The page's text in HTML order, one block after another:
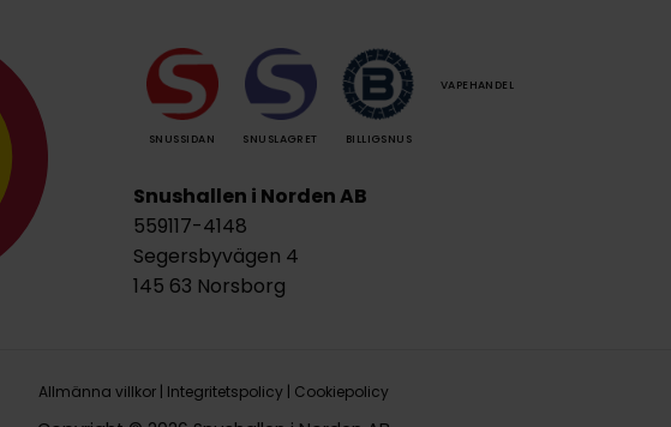
SNUSSIDAN SNUSLAGRET BILLIGSNUS
VAPEHANDEL
Snushallen i Norden AB
559117-4148
Segersbyvägen 4
145 63 Norsborg
Allmänna villkor| Integritetspolicy| Cookiepolicy